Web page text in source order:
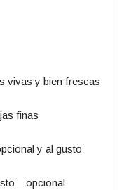
vivas y bien frescas
finas
y al gusto
– opcional